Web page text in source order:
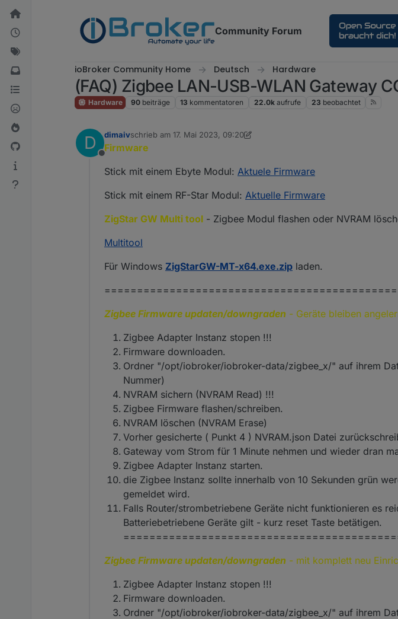
Weiter zum Inhalt
Community Forum
ioBroker Community Home Deutsch Hardware
(FAQ) Zigbee LAN-USB-WLAN Gateway
Hardware 90 beiträge 13 kommentatoren 22.0k aufrufe 23 beobachtet
D
Offline
dimaivschrieb am 17. Mai 2023, 09:20
zuletzt editiert von dimaiv5. Nov. 2024, 19:28
Firmware
Stick mit einem Ebyte Modul: Aktuele Firmware
Stick mit einem RF-Star Modul: Aktuelle Firmware
ZigStar GW Multi tool - Zigbee Modul flashen oder NVRAM
Multitool
Für Windows ZigStarGW-MT-x64.exe.zip laden.
Zigbee Firmware updaten/downgraden - Geräte bleiben
Zigbee Adapter Instanz stopen !!!
Firmware downloaden.
Ordner "/opt/iobroker/iobroker-data/zigbee_x/" auf ihrem
Nummer)
NVRAM sichern (NVRAM Read) !!!
Zigbee Firmware flashen/schreiben.
NVRAM löschen (NVRAM Erase)
Vorher gesicherte ( Punkt 4 ) NVRAM.json Datei
Gateway vom Strom für 1 Minute nehmen und wieder dran
Zigbee Adapter Instanz starten.
die Zigbee Instanz sollte innerhalb von 10 Sekunden grün
gemeldet wird.
Falls Router/strombetriebene Geräte nicht funktionieren es
Batteriebetriebene Geräte gilt - kurz reset Taste betätigen.
Zigbee Firmware updaten/downgraden - mit komplett neu
Zigbee Adapter Instanz stopen !!!
Firmware downloaden.
Ordner "/opt/iobroker/iobroker-data/zigbee_x/" auf ihrem